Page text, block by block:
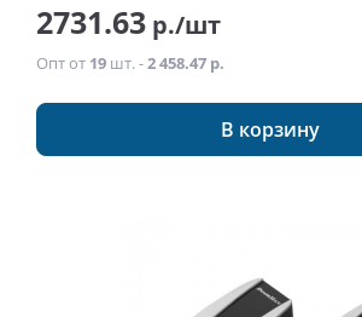
2731.63 р./шт
Опт от 19 шт. -2 458.47 р.
В корзину